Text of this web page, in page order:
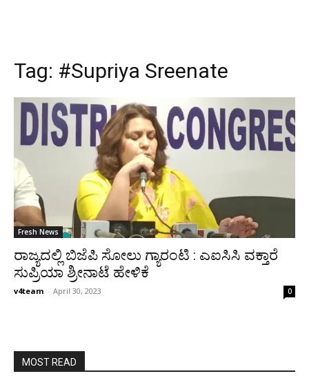
Tag: #Supriya Sreenate
Fresh News
ರಾಜ್ಯದಲ್ಲಿ ಬಿಜೆಪಿ ಸೋಲು ಗ್ಯಾರಂಟಿ : ಎಐಸಿಸಿ ವಕ್ತಾರೆ
ಸುಪ್ರಿಯಾ ಶ್ರೀನಾಟೆ ಹೇಳಿಕೆ
v4team - April 30, 2023 0
MOST READ